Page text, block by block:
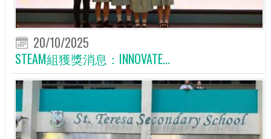
20/10/2025
STEAM組獲獎消息：INNOVATE...